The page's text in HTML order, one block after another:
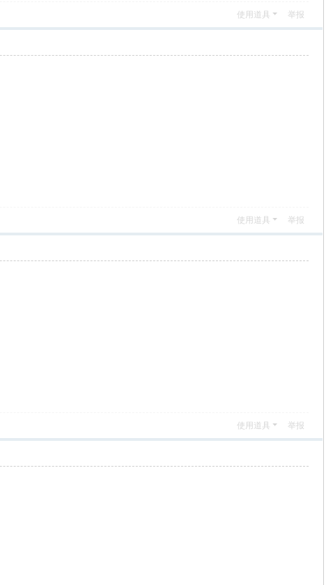
使用道具 举报
使用道具 举报
使用道具 举报